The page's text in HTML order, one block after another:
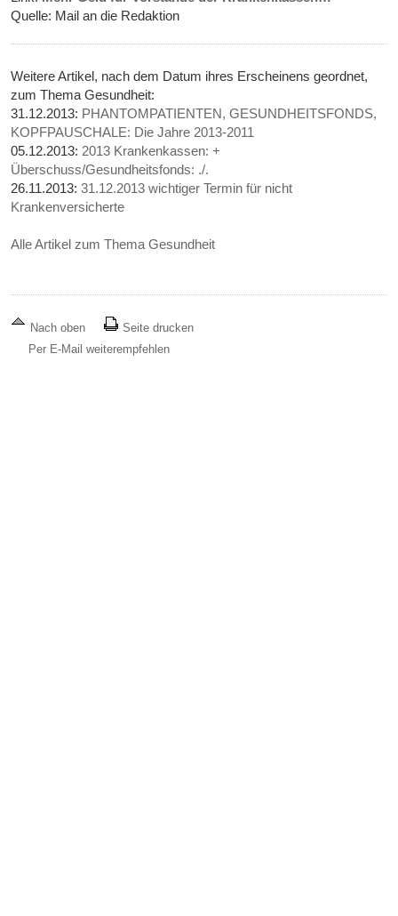
Quelle: Mail an die Redaktion
Weitere Artikel, nach dem Datum ihres Erscheinens geordnet,
zum Thema Gesundheit:
31.12.2013: PHANTOMPATIENTEN, GESUNDHEITSFONDS,
KOPFPAUSCHALE: Die Jahre 2013-2011
05.12.2013: 2013 Krankenkassen: +
Überschuss/Gesundheitsfonds: ./.
26.11.2013:31.12.2013 wichtiger Termin für nicht
Krankenversicherte
Alle Artikel zum Thema Gesundheit
Nach oben
Seite drucken
Per E-Mail weiterempfehlen